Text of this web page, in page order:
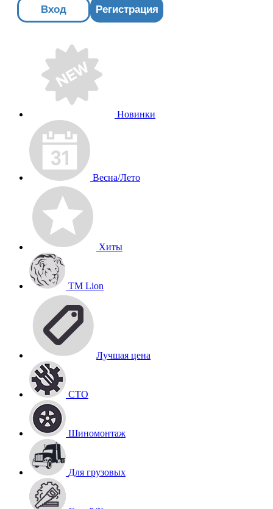
Вход Регистрация
Новинки
Весна/Лето
Хиты
TM Lion
Лучшая цена
СТО
Шиномонтаж
Для грузовых